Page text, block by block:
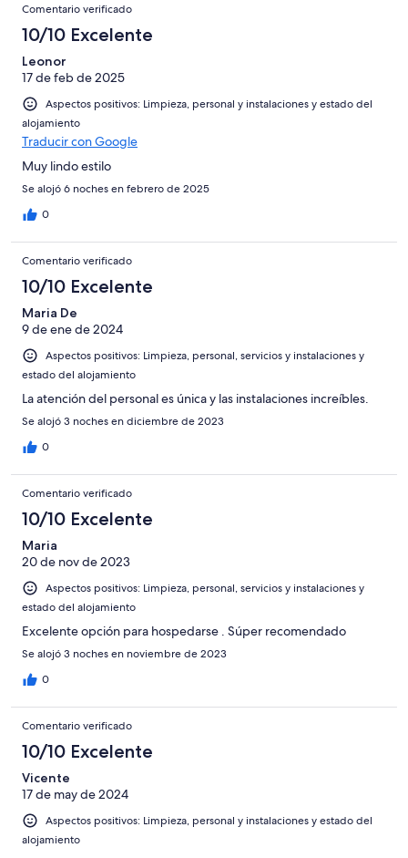
Comentario verificado
10/10 Excelente
Leonor
17 de feb de 2025
Aspectos positivos: Limpieza, personal y instalaciones y estado del
alojamiento
Traducir con Google
Muy lindo estilo
Se alojó 6 noches en febrero de 2025
0
Comentario verificado
10/10 Excelente
Maria De
9 de ene de 2024
Aspectos positivos: Limpieza, personal, servicios y instalaciones y
estado del alojamiento
La atención del personal es única y las instalaciones increíbles.
Se alojó 3 noches en diciembre de 2023
0
Comentario verificado
10/10 Excelente
Maria
20 de nov de 2023
Aspectos positivos: Limpieza, personal, servicios y instalaciones y
estado del alojamiento
Excelente opción para hospedarse . Súper recomendado
Se alojó 3 noches en noviembre de 2023
0
Comentario verificado
10/10 Excelente
Vicente
17 de may de 2024
Aspectos positivos: Limpieza, personal y instalaciones y estado del
alojamiento